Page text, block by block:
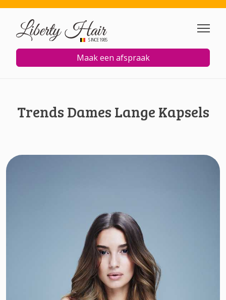
Overslaan en naar de inhoud
SINCE 1985
Maak een afspraak
Trends Dames Lange Kapsels